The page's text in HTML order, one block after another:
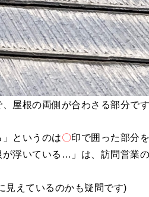
屋根の両側が合わさる部分です
というのは〇印で囲った部分
浮いている…」は、訪問営業
見えているのかも疑問です)